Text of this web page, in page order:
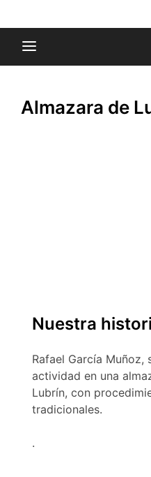
al
contenido
Almazara de
Nuestra
Rafael García
actividad en una
Lubrín, con
tradicionales.
.